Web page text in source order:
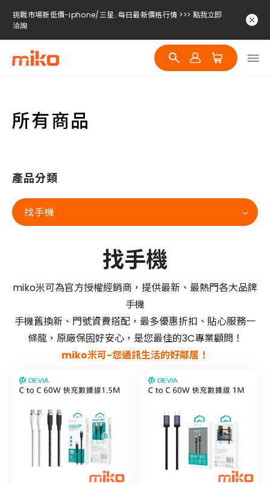
挑戰市場新低價-iphone/三星..每日最新價格行情 >>> 點我立即
洽詢
挑戰市場新低價-iphone/三星..每日最新價格行情 >>> 點我立即
洽詢
挑戰市場新低價-iphone/三星..每日最新價格行情 >>> 點我立即
所有商品
產品分類
找手機
找手機
miko米可為官方授權經銷商，提供最新、最熱門各大品牌
手機
手機舊換新、門號資費搭配，最多優惠折扣、貼心服務一
條龍，原廠保固好安心，是您最佳的3C專業顧問！
miko米可-您通訊生活的好鄰居！